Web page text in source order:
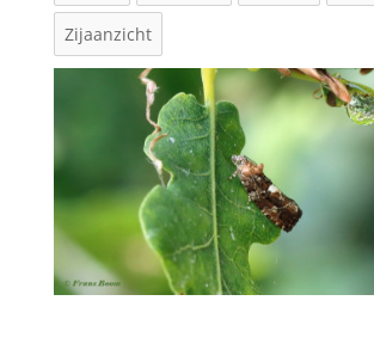
Zijaanzicht